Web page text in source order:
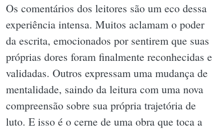
Os comentários dos leitores são um eco dessa
experiência intensa. Muitos aclamam o poder
da escrita, emocionados por sentirem que suas
próprias dores foram finalmente reconhecidas e
validadas. Outros expressam uma mudança de
mentalidade, saindo da leitura com uma nova
compreensão sobre sua própria trajetória de
luto. E isso é o cerne de uma obra que toca a